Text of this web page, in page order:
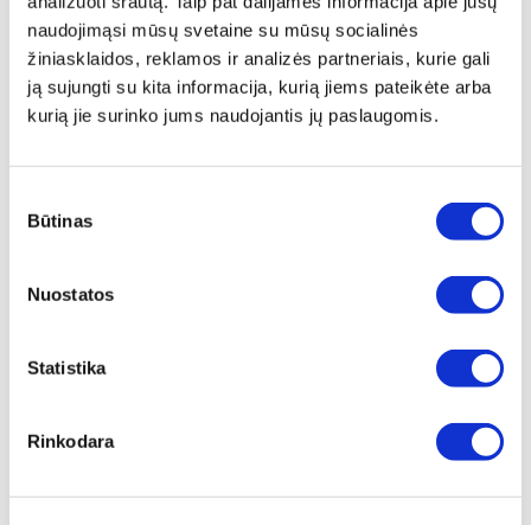
naudojimąsi mūsų svetaine su mūsų socialinės
žiniasklaidos, reklamos ir analizės partneriais, kurie gali
ją sujungti su kita informacija, kurią jiems pateikėte arba
kurią jie surinko jums naudojantis jų paslaugomis.
pasirinkimas
Būtinas
Nuostatos
Statistika
Rinkodara
ZepterClubⓘkaina
Prisijunkite ir pirkite
nuo -5% iki -40%
GALVA